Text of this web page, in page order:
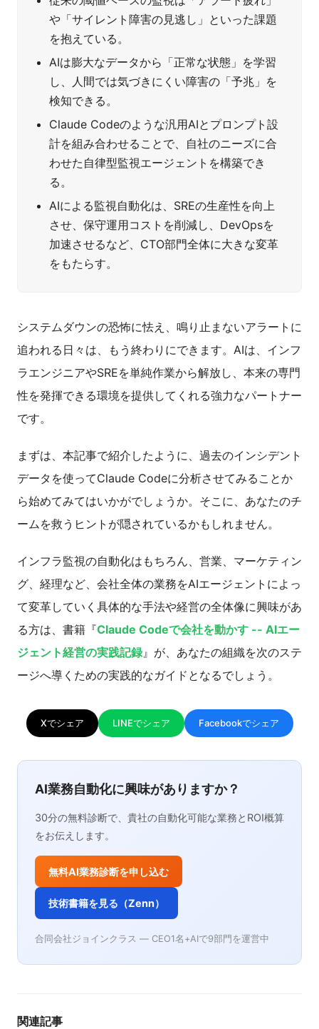
や「サイレント障害の見逃し」といった課題
を抱えている。
AIは膨大なデータから「正常な状態」を学習
し、人間では気づきにくい障害の「予兆」を
検知できる。
Claude Codeのような汎用AIとプロンプト設
計を組み合わせることで、自社のニーズに合
わせた自律型監視エージェントを構築でき
る。
AIによる監視自動化は、SREの生産性を向上
させ、保守運用コストを削減し、DevOpsを
加速させるなど、CTO部門全体に大きな変革
をもたらす。
システムダウンの恐怖に怯え、鳴り止まないアラートに
追われる日々は、もう終わりにできます。AIは、インフ
ラエンジニアやSREを単純作業から解放し、本来の専門
性を発揮できる環境を提供してくれる強力なパートナー
です。
まずは、本記事で紹介したように、過去のインシデント
データを使ってClaude Codeに分析させてみることか
ら始めてみてはいかがでしょうか。そこに、あなたのチ
ームを救うヒントが隠されているかもしれません。
インフラ監視の自動化はもちろん、営業、マーケティン
グ、経理など、会社全体の業務をAIエージェントによっ
て変革していく具体的な手法や経営の全体像に興味があ
る方は、書籍『Claude Codeで会社を動かす -- AIエー
ジェント経営の実践記録』が、あなたの組織を次のステ
ージへ導くための実践的なガイドとなるでしょう。
Xでシェア LINEでシェア Facebookでシェア
AI業務自動化に興味がありますか？
30分の無料診断で、貴社の自動化可能な業務とROI概算
をお伝えします。
無料AI業務診断を申し込む
技術書籍を見る（Zenn）
合同会社ジョインクラス — CEO1名+AIで9部門を運営中
関連記事